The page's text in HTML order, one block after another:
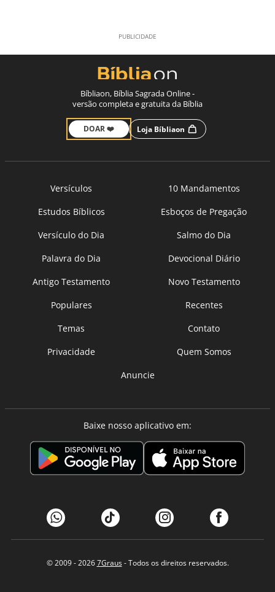
Bíbliaon, Bíblia Sagrada Online -
versão completa e gratuita da Bíblia
DOAR ❤️ Loja Bíbliaon
Versículos
10 Mandamentos
Estudos Bíblicos
Esboços de Pregação
Versículo do Dia
Salmo do Dia
Palavra do Dia
Devocional Diário
Antigo Testamento
Novo Testamento
Populares
Recentes
Temas
Contato
Privacidade
Quem Somos
Anuncie
Baixe nosso aplicativo em:
© 2009 - 20267Graus- Todos os direitos reservados.